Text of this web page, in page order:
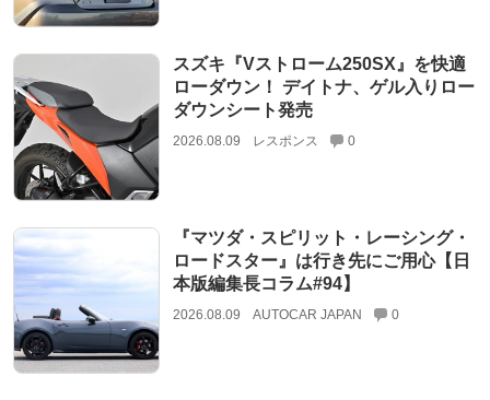
スズキ『Vストローム250SX』を快適
ローダウン！ デイトナ、ゲル入りロー
ダウンシート発売
2026.08.09 レスポンス 0
『マツダ・スピリット・レーシング・
ロードスター』は行き先にご用心【日
本版編集長コラム#94】
2026.08.09 AUTOCAR JAPAN 0